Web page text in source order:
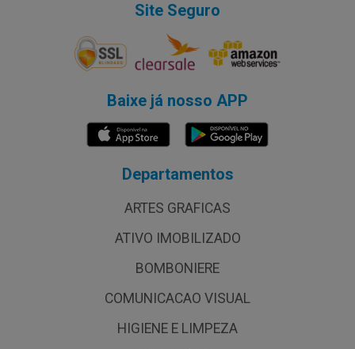
Site Seguro
Baixe já nosso APP
Departamentos
ARTES GRAFICAS
ATIVO IMOBILIZADO
BOMBONIERE
COMUNICACAO VISUAL
HIGIENE E LIMPEZA